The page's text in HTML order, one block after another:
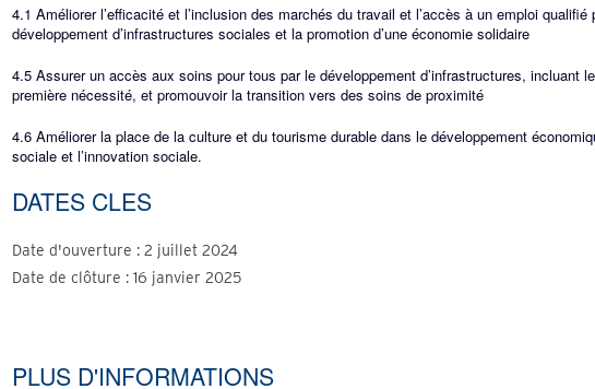
4.1 Améliorer l’efficacité et l’inclusion des marchés du travail et l’accès à un emploi qualifié
développement d’infrastructures sociales et la promotion d’une économie solidaire
4.5 Assurer un accès aux soins pour tous par le développement d’infrastructures, incluant
première nécessité, et promouvoir la transition vers des soins de proximité
4.6 Améliorer la place de la culture et du tourisme durable dans le développement
sociale et l’innovation sociale.
DATES CLES
Date d'ouverture : 2 juillet 2024
Date de clôture : 16 janvier 2025
PLUS D'INFORMATIONS